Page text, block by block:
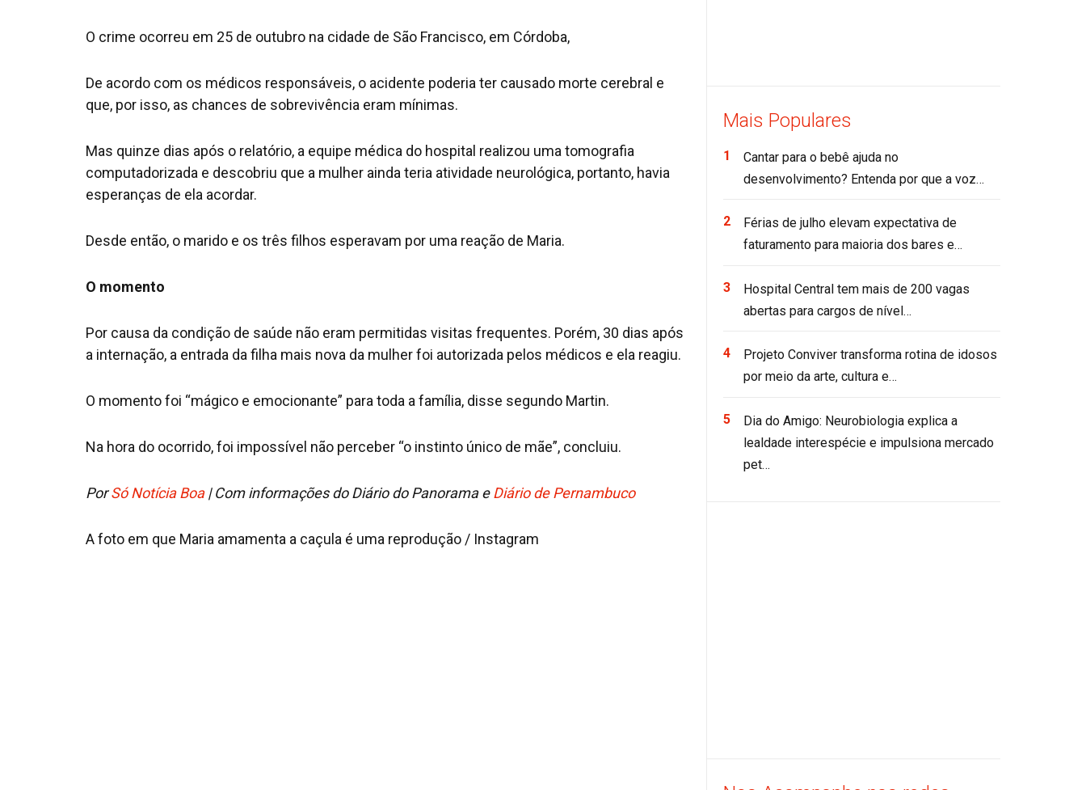
O crime ocorreu em 25 de outubro na cidade de São Francisco, em Córdoba,
De acordo com os médicos responsáveis, o acidente poderia ter causado morte cerebral e
que, por isso, as chances de sobrevivência eram mínimas.
Mas quinze dias após o relatório, a equipe médica do hospital realizou uma tomografia
computadorizada e descobriu que a mulher ainda teria atividade neurológica, portanto, havia
esperanças de ela acordar.
Desde então, o marido e os três filhos esperavam por uma reação de Maria.
O momento
Por causa da condição de saúde não eram permitidas visitas frequentes. Porém, 30 dias após
a internação, a entrada da filha mais nova da mulher foi autorizada pelos médicos e ela reagiu.
O momento foi “mágico e emocionante” para toda a família, disse segundo Martin.
Na hora do ocorrido, foi impossível não perceber “o instinto único de mãe”, concluiu.
PorSó Notícia Boa| Com informações do Diário do Panorama eDiário de Pernambuco
A foto em que Maria amamenta a caçula é uma reprodução / Instagram
Mais Populares
Cantar para o bebê ajuda no
desenvolvimento? Entenda por que a voz…
Férias de julho elevam expectativa de
faturamento para maioria dos bares e…
Hospital Central tem mais de 200 vagas
abertas para cargos de nível…
Projeto Conviver transforma rotina de idosos
por meio da arte, cultura e…
Dia do Amigo: Neurobiologia explica a
lealdade interespécie e impulsiona mercado
pet…